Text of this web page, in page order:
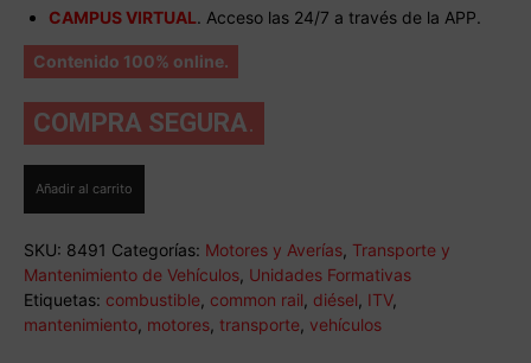
CAMPUS VIRTUAL. Acceso las 24/7 a través de la APP.
Contenido 100% online.
COMPRA SEGURA.
de
Sistemas
Auxiliares
del
Añadir al carrito
SKU: 8491 Categorías: Motores y Averías Transporte y
Mantenimiento de Vehículos Unidades Formativas
Etiquetas: combustible common rail diésel ITV,
mantenimiento motores transporte vehículos